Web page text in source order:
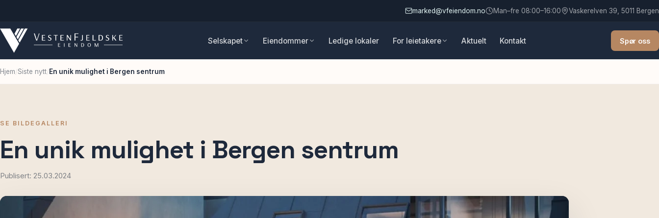
marked@vfeiendom.no Man–fre 08:00–16:00 Vaskerelven 39, 5011 Bergen
Selskapet Eiendommer Ledige lokaler For leietakere Aktuelt Kontakt Spør oss
Hjem/Siste nytt/En unik mulighet i Bergen sentrum
SE BILDEGALLERI
En unik mulighet i Bergen sentrum
Publisert: 25.03.2024